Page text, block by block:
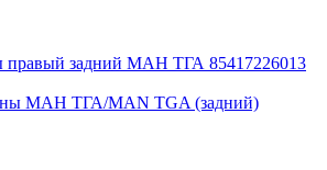
правый задний МАН ТГА 85417226013